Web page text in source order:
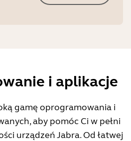
i aplikacje
gamę oprogramowania i
aby pomóc Ci w pełni
urządzeń Jabra. Od łatwej